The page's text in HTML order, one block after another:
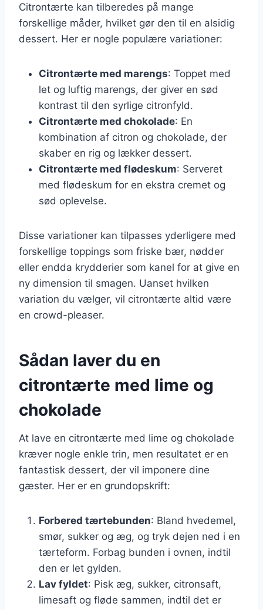
Citrontærte kan tilberedes på mange
forskellige måder, hvilket gør den til en alsidig
dessert. Her er nogle populære variationer:
Citrontærte med marengs: Toppet med
let og luftig marengs, der giver en sød
kontrast til den syrlige citronfyld.
Citrontærte med chokolade: En
kombination af citron og chokolade, der
skaber en rig og lækker dessert.
Citrontærte med flødeskum: Serveret
med flødeskum for en ekstra cremet og
sød oplevelse.
Disse variationer kan tilpasses yderligere med
forskellige toppings som friske bær, nødder
eller endda krydderier som kanel for at give en
ny dimension til smagen. Uanset hvilken
variation du vælger, vil citrontærte altid være
en crowd-pleaser.
Sådan laver du en
citrontærte med lime og
chokolade
At lave en citrontærte med lime og chokolade
kræver nogle enkle trin, men resultatet er en
fantastisk dessert, der vil imponere dine
gæster. Her er en grundopskrift:
Forbered tærtebunden: Bland hvedemel,
smør, sukker og æg, og tryk dejen ned i en
tærteform. Forbag bunden i ovnen, indtil
den er let gylden.
Lav fyldet: Pisk æg, sukker, citronsaft,
limesaft og fløde sammen, indtil det er